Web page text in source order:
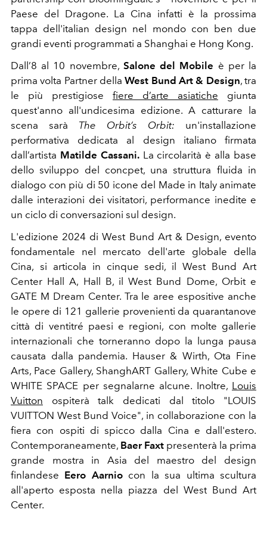
Paese del Dragone. La Cina infatti è la prossima
tappa dell'italian design nel mondo con ben due
grandi eventi programmati a Shanghai e Hong Kong.
Dall’8 al 10 novembre, Salone del Mobile è per la
prima volta Partner dellaWest Bund Art & Design, tra
le più prestigiose fiere d’arte asiatiche giunta
quest'anno all'undicesima edizione. A catturare la
scena sarà The Orbit’s Orbit: un'installazione
performativa dedicata al design italiano firmata
dall’artista Matilde Cassani.La circolarità è alla base
dello sviluppo del concpet, una struttura fluida in
dialogo con più di 50 icone del Made in Italy animate
dalle interazioni dei visitatori, performance inedite e
un ciclo di conversazioni sul design.
L'edizione 2024 di West Bund Art & Design, evento
fondamentale nel mercato dell'arte globale della
Cina, si articola in cinque sedi, il West Bund Art
Center Hall A, Hall B, il West Bund Dome, Orbit e
GATE M Dream Center. Tra le aree espositive anche
le opere di 121 gallerie provenienti da quarantanove
città di ventitré paesi e regioni, con molte gallerie
internazionali che torneranno dopo la lunga pausa
causata dalla pandemia. Hauser & Wirth, Ota Fine
Arts, Pace Gallery, ShanghART Gallery, White Cube e
WHITE SPACE per segnalarne alcune. Inoltre, Louis
Vuitton ospiterà talk dedicati dal titolo "LOUIS
VUITTON West Bund Voice", in collaborazione con la
fiera con ospiti di spicco dalla Cina e dall'estero.
Contemporaneamente, Baer Faxt presenterà la prima
grande mostra in Asia del maestro del design
finlandese Eero Aarniocon la sua ultima scultura
all'aperto esposta nella piazza del West Bund Art
Center.